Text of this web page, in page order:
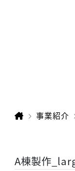
事業紹介
A棟製作